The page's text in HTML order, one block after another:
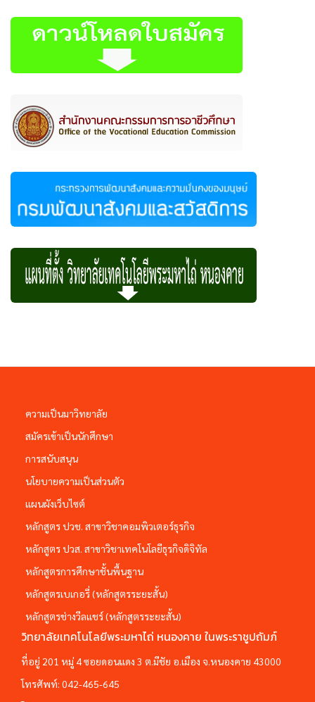
ความเป็นมาวิทยาลัย
สมัครเข้าเป็นนักศึกษา
การสนับสนุน
นโยบายความเป็นส่วนตัว
แผนผังเว็บไซต์
หลักสูตร ปวช. สาขาวิชาคอมพิวเตอร์ธุรกิจ
หลักสูตร ปวส. สาขาวิชาเทคโนโลยีธุรกิจดิจิทัล
หลักสูตรการศึกษาชั้นพื้นฐาน
หลักสูตรเบเกอรี่ (หลักสูตรระยะสั้น)
หลักสูตรช่างวีลแชร์ (หลักสูตรระยะสั้น)
วิทยาลัยเทคโนโลยีพระมหาไถ่ หนองคาย ในพระราชูปถัมภ์
ที่อยู่ 201 หมู่ 4 ซอยดอนแดง 3 ต.มีชัย อ.เมือง จ.หนองคาย 43000
โทรศัพท์: 042-465-645